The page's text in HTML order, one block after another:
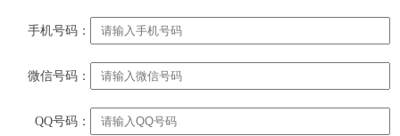
手机号码：
微信号码：
QQ号码：